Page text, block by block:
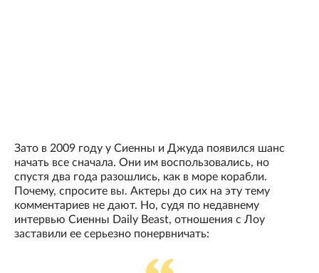
Зато в 2009 году у Сиенны и Джуда появился шанс
начать все сначала. Они им воспользовались, но
спустя два года разошлись, как в море корабли.
Почему, спросите вы. Актеры до сих на эту тему
комментариев не дают. Но, судя по недавнему
интервью Сиенны Daily Beast, отношения с Лоу
заставили ее серьезно понервничать: